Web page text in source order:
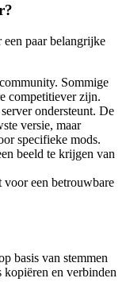
paar belangrijke
Sommige
competitiever zijn.
ondersteunt. De
versie, maar
specifieke mods.
beeld te krijgen van
voor een betrouwbare
basis van stemmen
kopiëren en verbinden